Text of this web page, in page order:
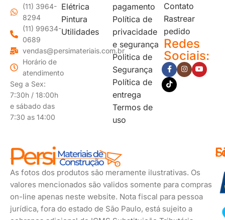
(11) 3964-
8294
(11) 99634-
0689
vendas@persimateriais.com.br
Horário de
atendimento
Seg a Sex:
7:30h / 18:00h
e sábado das
7:30 as 14:00
Elétrica
Pintura
Utilidades
pagamento
Política de
privacidade
e segurança
Politica de
Segurança
Política de
entrega
Termos de
uso
Contato
Rastrear
pedido
Redes
Sociais:
As fotos dos produtos são meramente ilustrativas. Os
valores mencionados são validos somente para compras
on-line apenas neste website. Nota fiscal para pessoa
jurídica, fora do estado de São Paulo, está sujeito a